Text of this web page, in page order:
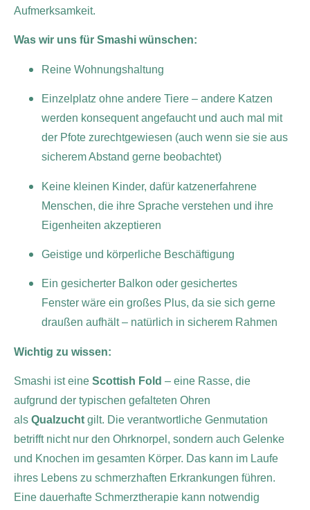
Aufmerksamkeit.
Was wir uns für Smashi wünschen:
Reine Wohnungshaltung
Einzelplatz ohne andere Tiere – andere Katzen
werden konsequent angefaucht und auch mal mit
der Pfote zurechtgewiesen (auch wenn sie sie aus
sicherem Abstand gerne beobachtet)
Keine kleinen Kinder, dafür katzenerfahrene
Menschen, die ihre Sprache verstehen und ihre
Eigenheiten akzeptieren
Geistige und körperliche Beschäftigung
Ein gesicherter Balkon oder gesichertes
Fenster wäre ein großes Plus, da sie sich gerne
draußen aufhält – natürlich in sicherem Rahmen
Wichtig zu wissen:
Smashi ist eine Scottish Fold – eine Rasse, die
aufgrund der typischen gefalteten Ohren
als Qualzucht gilt. Die verantwortliche Genmutation
betrifft nicht nur den Ohrknorpel, sondern auch Gelenke
und Knochen im gesamten Körper. Das kann im Laufe
ihres Lebens zu schmerzhaften Erkrankungen führen.
Eine dauerhafte Schmerztherapie kann notwendig